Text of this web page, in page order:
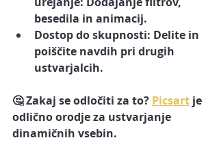
besedila in animacij.
Dostop do skupnosti: Delite in
poiščite navdih pri drugih
ustvarjalcih.
🤔 Zakaj se odločiti za to? Picsart je
odlično orodje za ustvarjanje
dinamičnih vsebin.